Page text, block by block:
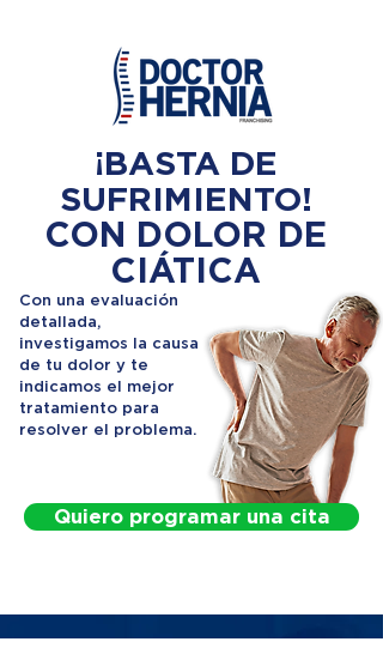
¡BASTA DE
SUFRIMIENTO!
CON DOLOR DE
CIÁTICA
Con una evaluación
detallada,
investigamos la causa
de tu dolor y te
indicamos el mejor
tratamiento para
resolver el problema.
Quiero programar una cita